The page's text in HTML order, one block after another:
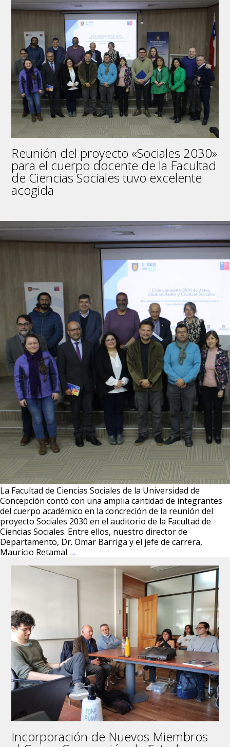
Beatriz
Cid
recibió
“Reconocimiento
investigación
creación
artística
excelencia
2023
por
VRID
Reunión del proyecto «Sociales 2030»
para el cuerpo docente de la Facultad
de Ciencias Sociales tuvo excelente
acogida
La Facultad de Ciencias Sociales de la Universidad de
Concepción contó con una amplia cantidad de integrantes
del cuerpo académico en la concreción de la reunión del
proyecto Sociales 2030 en el auditorio de la Facultad de
Ciencias Sociales. Entre ellos, nuestro director de
Departamento, Dr. Omar Barriga y el jefe de carrera,
Mauricio Retamal …
«Sociales
cuerpo
docente
de
la
Facultad
de
Ciencias
Sociales
tuvo
excelente
Incorporación de Nuevos Miembros